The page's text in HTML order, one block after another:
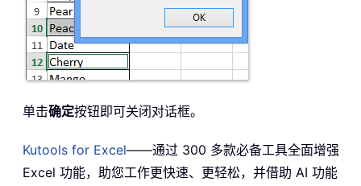
单击确定按钮即可关闭对话框。
Kutools for Excel——通过 300 多款必备工具全面增强
Excel 功能，助您工作更快速、更轻松，并借助 AI 功能